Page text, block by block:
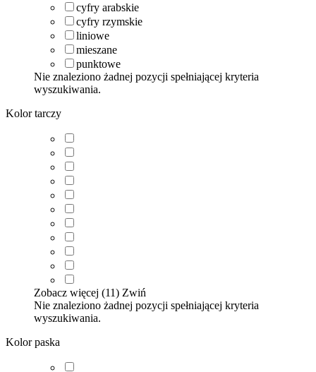
cyfry arabskie
cyfry rzymskie
liniowe
mieszane
punktowe
Nie znaleziono żadnej pozycji spełniającej kryteria
wyszukiwania.
Kolor tarczy
Zobacz więcej (11) Zwiń
Nie znaleziono żadnej pozycji spełniającej kryteria
wyszukiwania.
Kolor paska